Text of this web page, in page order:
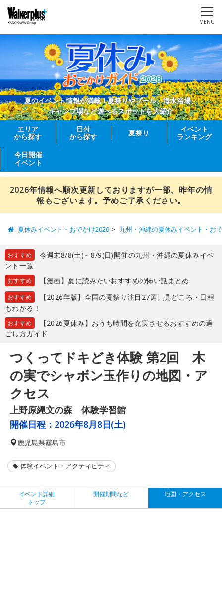
MENU
夏のイベント情報が満載！夏祭りやプール、海水浴場、
キャンプ場など遊べるスポットを大紹介
エリア
から探す
日付
から探す
夏祭り
イベント
ランキング
今日開催
イベント
2026年情報へ順次更新しておりますが一部、昨年の情
報もございます。予めご了承ください。
夏休みイベント・おでかけ2026 九州・沖縄の夏休みイベント・お
おすすめ
今週末8/8(土)～8/9(日)開催の九州・沖縄の夏休みイベ
ント一覧
おすすめ 【漫画】夏に読みたいおすすめの怖い話まとめ
おすすめ
【2026年版】全国の夏祭り注目27選。見どころ・日程
もわかる！
おすすめ
【2026夏休み】おうち時間を充実させるおすすめの過
ごし方ガイド
つくってドキどき体験 第2回 木
の実でシャボン玉作りの地図・ア
クセス
上野原縄文の森 体験学習館
開催日程： 2026年8月8日(土)
鹿児島県霧島市
体験イベント・アクティビティ
イベント詳細
トップ
開催期間など 地図・アクセス